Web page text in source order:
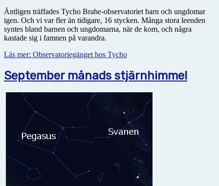
Äntligen träffades Tycho Brahe-observatoriet barn och ungdomar
igen. Och vi var fler än tidigare, 16 stycken. Många stora leenden
syntes bland barnen och ungdomarna, när de kom, och några
kastade sig i famnen på varandra.
Läs mer: Observatoriegänget hos Tycho
September månads stjärnhimmel